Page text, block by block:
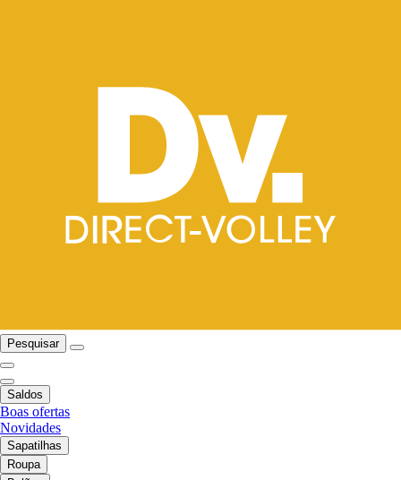
Pesquisar
Saldos
Boas ofertas
Novidades
Sapatilhas
Roupa